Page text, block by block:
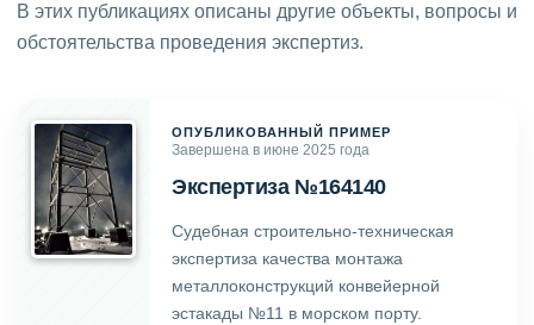
В этих публикациях описаны другие объекты, вопросы и
обстоятельства проведения экспертиз.
ОПУБЛИКОВАННЫЙ ПРИМЕР
Завершена в июне 2025 года
Экспертиза №164140
Судебная строительно-техническая
экспертиза качества монтажа
металлоконструкций конвейерной
эстакады №11 в морском порту.